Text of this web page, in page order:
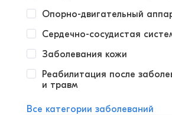
Опорно-двигательный
Сердечно-сосудистая
Заболевания кожи
Реабилитация после
и травм
Все категории заболеваний